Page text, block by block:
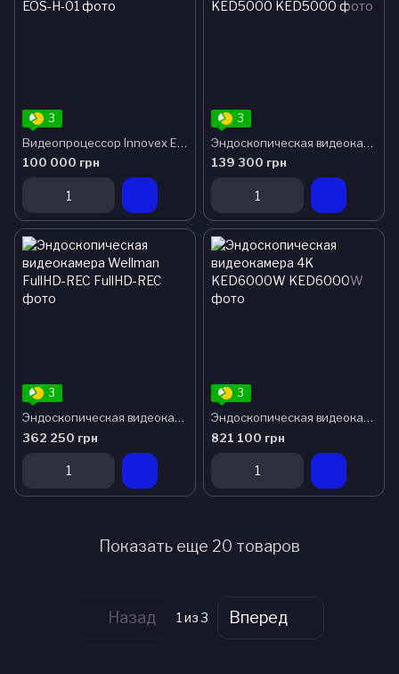
3
Видеопроцессор Innovex EOS-H-01
100 000 грн
3
Эндоскопическая видеокамера FullHD KED5000
139 300 грн
3
Эндоскопическая видеокамера Wellman FullHD-REC
362 250 грн
3
Эндоскопическая видеокамера 4K KED6000W
821 100 грн
Показать еще 20 товаров
Назад 1 из 3 Вперед